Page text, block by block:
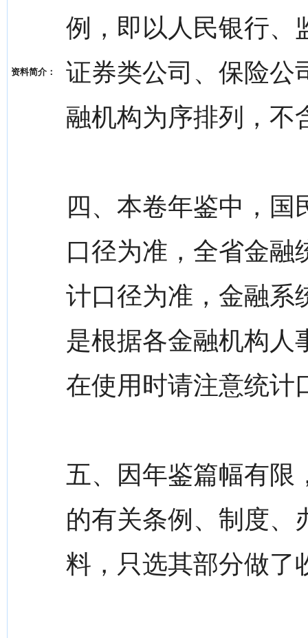
资料简介：
例，即以人民银行、
证券类公司、保险公
融机构为序排列，不
四、本卷年鉴中，
口径为准，全省金融
计口径为准，金融系
是根据各金融机构人
在使用时请注意统计
五、因年鉴篇幅有限
的有关条例、制度、
料，只选其部分做了